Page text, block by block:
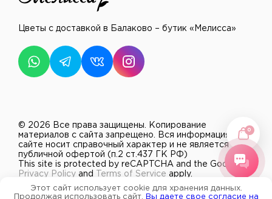
Цветы с доставкой в Балаково – бутик «Мелисса»
© 2026 Все права защищены.
Копирование
материалов с сайта запрещено. Вся информация на
сайте носит справочный характер и не является
публичной офертой (п.2 ст.437 ГК РФ)
This site is protected by reCAPTCHA and the Google
Privacy Policy and Terms of Service apply.
Разработано в
0
Этот сайт использует cookie для хранения данных.
Продолжая использовать сайт,
Вы даете свое согласие на